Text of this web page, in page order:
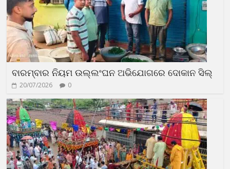
ବାରମ୍ବାର ନିୟମ ଉଲ୍ଲଂଘନ ଅଭିଯୋଗରେ ଦୋକାନ ସିଲ୍
20/07/2026 0